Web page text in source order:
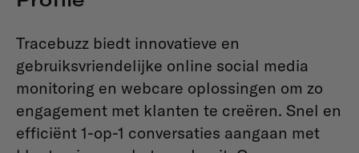
Tracebuzz biedt innovatieve en
gebruiksvriendelijke online social media
monitoring en webcare oplossingen om zo
engagement met klanten te creëren. Snel en
efficiënt 1-op-1 conversaties aangaan met